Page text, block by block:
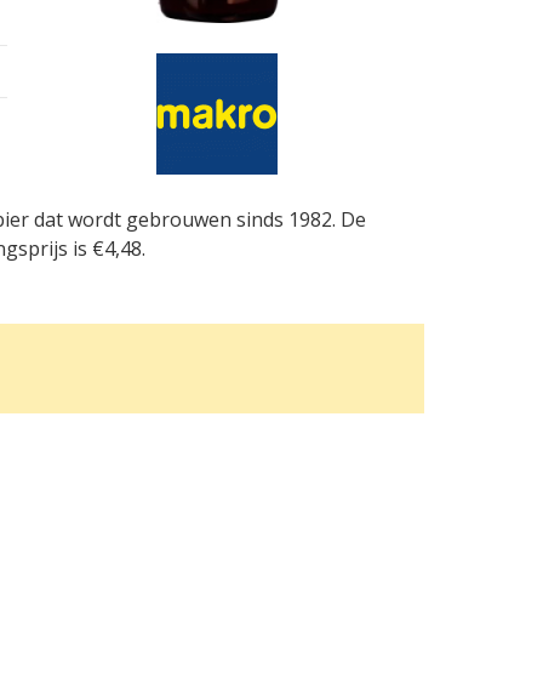
dat wordt gebrouwen sinds 1982. De
is €4,48.